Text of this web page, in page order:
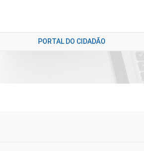
PORTAL DO CIDADÃO